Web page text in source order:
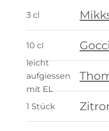
3 cl
10 cl
leicht
aufgiessen
mit EL
1 Stück